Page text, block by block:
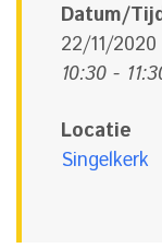
Datum/
22/11/2020
10:30 -
Locatie
Singelkerk